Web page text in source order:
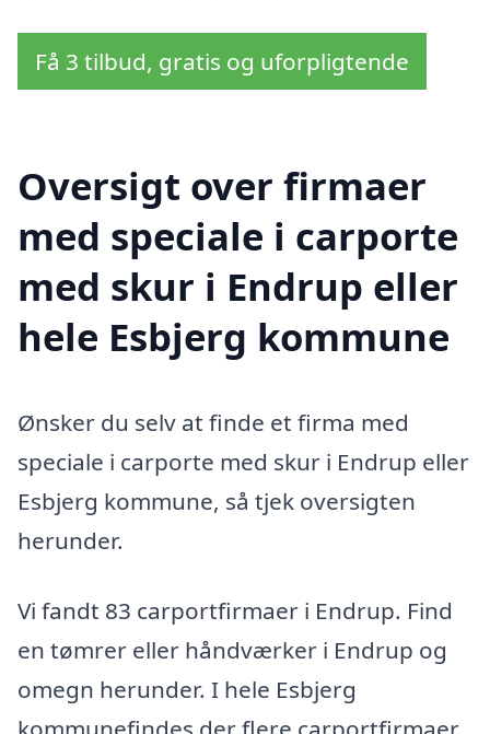
Få 3 tilbud, gratis og uforpligtende
Oversigt over firmaer
med speciale i carporte
med skur i Endrup eller
hele Esbjerg kommune
Ønsker du selv at finde et firma med
speciale i carporte med skur i Endrup eller
Esbjerg kommune, så tjek oversigten
herunder.
Vi fandt 83 carportfirmaer i Endrup. Find
en tømrer eller håndværker i Endrup og
omegn herunder. I hele Esbjerg